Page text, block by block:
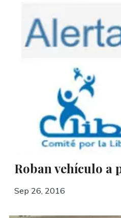
Roban vehículo a
Sep 26, 2016